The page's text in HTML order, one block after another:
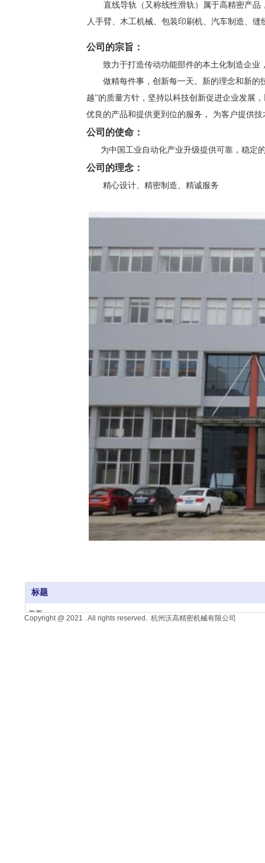
直线导轨（又称线性滑轨）属于高精密产品
人手臂、木工机械、包装印刷机、汽车制造、
公司的宗旨：
致力于打造传动功能部件的本土化制造企业
做精每件事，创新每一天。新的理念和新的
越”的质量方针，坚持以科技创新促进企业发展
优良的产品和提供更到位的服务， 为客户提供
公司的使命：
为中国工业自动化产业升级提供可靠，稳定
公司的理念：
精心设计、精密制造、精诚服务
标题
首页
Copyright @ 2021 . All rights reserved. 杭州沃高精密机械有限公司